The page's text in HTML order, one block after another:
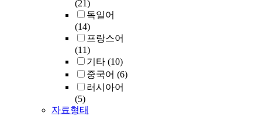
(21)
독일어
(14)
프랑스어
(11)
기타 (10)
중국어 (6)
러시아어
(5)
자료형태